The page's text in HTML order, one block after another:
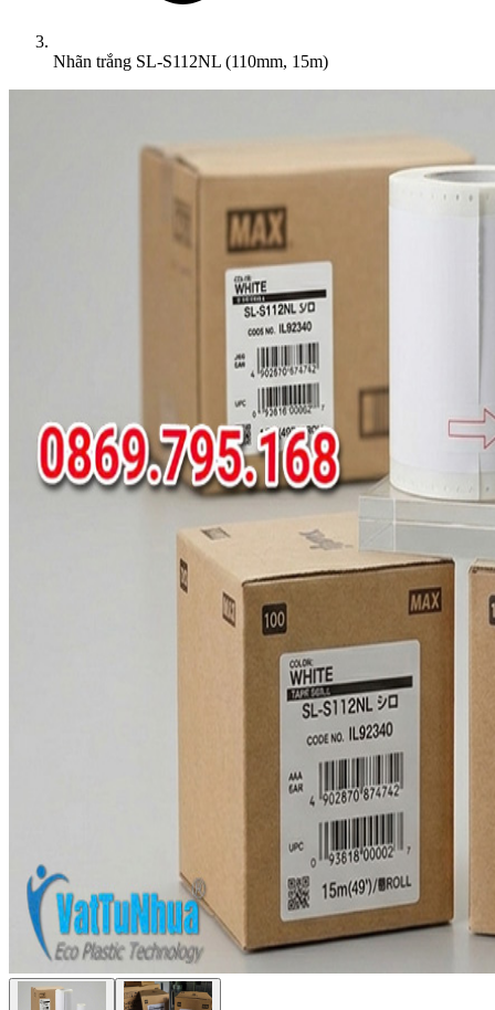
Nhãn trắng SL-S112NL (110mm, 15m)